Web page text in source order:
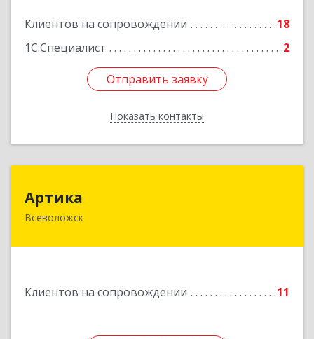
Клиентов на сопровождении
18
1С:Специалист
2
Отправить заявку
Показать контакты
Подробнее
Отправить заявку
Назад
Артика
Всеволожск
Клиентов на сопровождении 11
188645, Ленинградская обл, Всеволожск г,